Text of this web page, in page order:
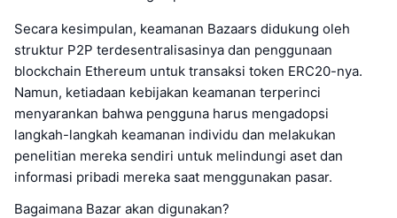
Secara kesimpulan, keamanan Bazaars didukung oleh
struktur P2P terdesentralisasinya dan penggunaan
blockchain Ethereum untuk transaksi token ERC20-nya.
Namun, ketiadaan kebijakan keamanan terperinci
menyarankan bahwa pengguna harus mengadopsi
langkah-langkah keamanan individu dan melakukan
penelitian mereka sendiri untuk melindungi aset dan
informasi pribadi mereka saat menggunakan pasar.
Bagaimana Bazar akan digunakan?